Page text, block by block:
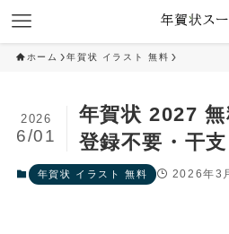
ホーム 年賀状 イラスト 無料
年賀状 2027
登録不要・干
2026
6/01
年賀状 イラスト 無料 2026年3